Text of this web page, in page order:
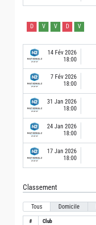
D V V D V
14 Fév 2026
18:00
7 Fév 2026
18:00
31 Jan 2026
18:00
24 Jan 2026
18:00
17 Jan 2026
18:00
Classement
Tous Domicile
# Club